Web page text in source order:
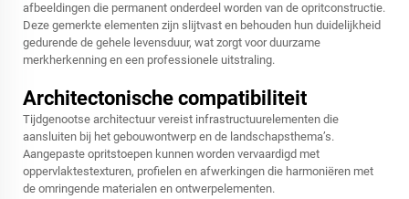
afbeeldingen die permanent onderdeel worden van de opritconstructie.
Deze gemerkte elementen zijn slijtvast en behouden hun duidelijkheid
gedurende de gehele levensduur, wat zorgt voor duurzame
merkherkenning en een professionele uitstraling.
Architectonische compatibiliteit
Tijdgenootse architectuur vereist infrastructuurelementen die
aansluiten bij het gebouwontwerp en de landschapsthema’s.
Aangepaste opritstoepen kunnen worden vervaardigd met
oppervlaktestexturen, profielen en afwerkingen die harmoniëren met
de omringende materialen en ontwerpelementen.